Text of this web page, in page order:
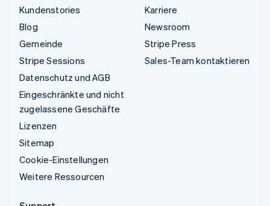
Kundenstories
Blog
Gemeinde
Stripe Sessions
Datenschutz und AGB
Eingeschränkte und nicht
zugelassene Geschäfte
Lizenzen
Sitemap
Cookie-Einstellungen
Weitere Ressourcen
Karriere
Newsroom
Stripe Press
Sales-Team kontaktieren